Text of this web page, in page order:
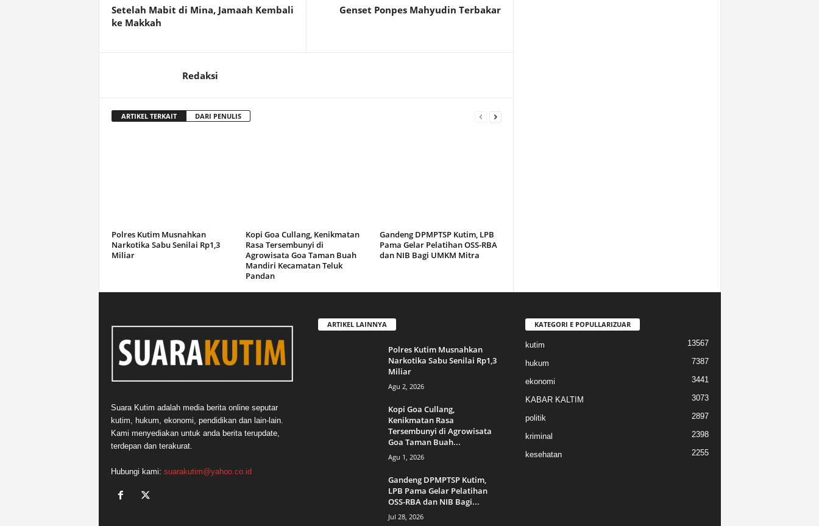
Setelah Mabit di Mina, Jamaah Kembali
ke Makkah
Genset Ponpes Mahyudin Terbakar
Redaksi
ARTIKEL TERKAIT DARI PENULIS
Polres Kutim Musnahkan
Narkotika Sabu Senilai Rp1,3
Miliar
Kopi Goa Cullang, Kenikmatan
Rasa Tersembunyi di
Agrowisata Goa Taman Buah
Mandiri Kecamatan Teluk
Pandan
Gandeng DPMPTSP Kutim, LPB
Pama Gelar Pelatihan OSS-RBA
dan NIB Bagi UMKM Mitra
Suara Kutim adalah media berita online seputar
kutim, hukum, ekonomi, pendidikan dan lain-lain.
Kami menyediakan untuk anda berita terupdate,
terdepan dan terakurat.
Hubungi kami: suarakutim@yahoo.co.id
ARTIKEL LAINNYA
Polres Kutim Musnahkan
Narkotika Sabu Senilai Rp1,3
Miliar
Agu 2, 2026
Kopi Goa Cullang,
Kenikmatan Rasa
Tersembunyi di Agrowisata
Goa Taman Buah...
Agu 1, 2026
Gandeng DPMPTSP Kutim,
LPB Pama Gelar Pelatihan
OSS-RBA dan NIB Bagi...
Jul 28, 2026
KATEGORI E POPULLARIZUAR
kutim 13567
hukum 7387
ekonomi 3441
KABAR KALTIM 3073
politik 2897
kriminal 2398
kesehatan 2255